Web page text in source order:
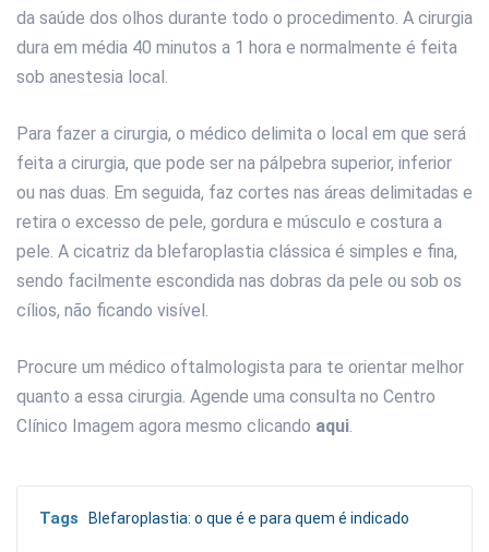
da saúde dos olhos durante todo o procedimento. A cirurgia
dura em média 40 minutos a 1 hora e normalmente é feita
sob anestesia local.
Para fazer a cirurgia, o médico delimita o local em que será
feita a cirurgia, que pode ser na pálpebra superior, inferior
ou nas duas. Em seguida, faz cortes nas áreas delimitadas e
retira o excesso de pele, gordura e músculo e costura a
pele. A cicatriz da blefaroplastia clássica é simples e ﬁna,
sendo facilmente escondida nas dobras da pele ou sob os
cílios, não ﬁcando visível.
Procure um médico oftalmologista para te orientar melhor
quanto a essa cirurgia. Agende uma consulta no Centro
Clínico Imagem agora mesmo clicando aqui.
Tags Blefaroplastia: o que é e para quem é indicado